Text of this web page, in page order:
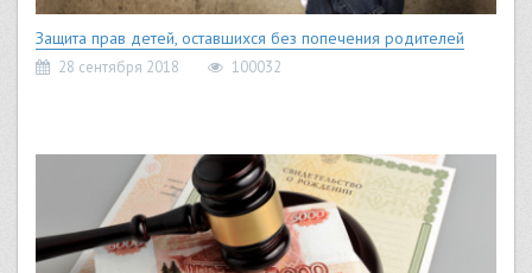
Защита прав детей, оставшихся без попечения родителей
28 сентября 2018 100032